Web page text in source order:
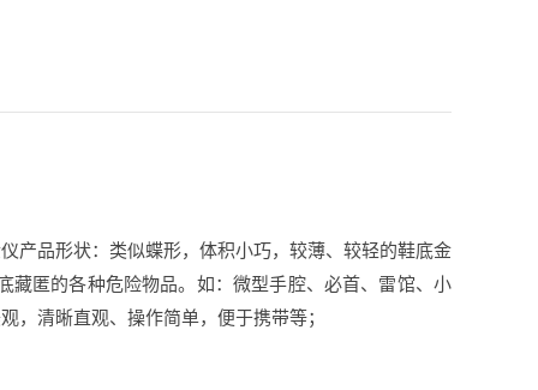
产品形状：类似蝶形，体积小巧，较薄、较轻的鞋底金
藏匿的各种危险物品。如：微型手腔、必首、雷馆、小
，清晰直观、操作简单，便于携带等；